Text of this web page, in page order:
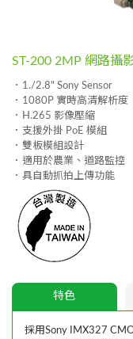
ST-200 2MP 網路攝
．1./2.8" Sony Sensor
．1080P 實時高清解析度
．H.265 影像壓縮
．支援外掛 PoE 模組
．雙板模組設計
．適用於農業、道路監控
．具自動抓拍上傳功能
特色
採用Sony IMX327